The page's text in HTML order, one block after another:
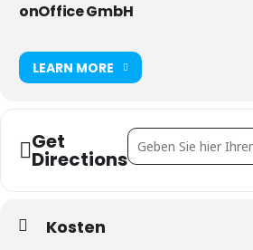
onOffice GmbH
LEARN MORE
Get
Directions
Address - business-
Kosten